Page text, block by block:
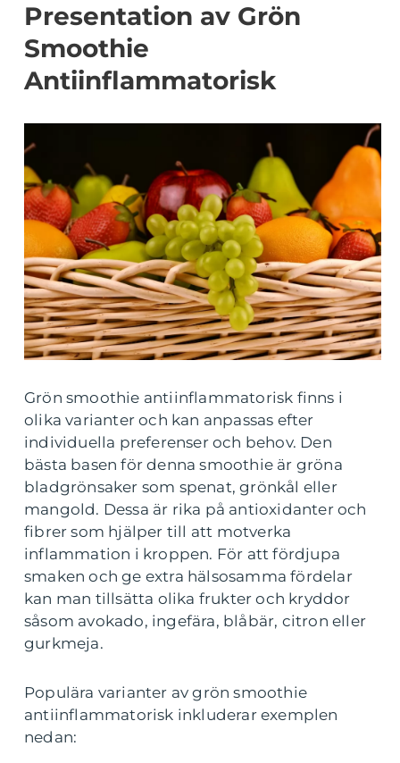
Presentation av Grön
Smoothie
Antiinflammatorisk
Grön smoothie antiinflammatorisk finns i
olika varianter och kan anpassas efter
individuella preferenser och behov. Den
bästa basen för denna smoothie är gröna
bladgrönsaker som spenat, grönkål eller
mangold. Dessa är rika på antioxidanter och
fibrer som hjälper till att motverka
inflammation i kroppen. För att fördjupa
smaken och ge extra hälsosamma fördelar
kan man tillsätta olika frukter och kryddor
såsom avokado, ingefära, blåbär, citron eller
gurkmeja.
Populära varianter av grön smoothie
antiinflammatorisk inkluderar exemplen
nedan: